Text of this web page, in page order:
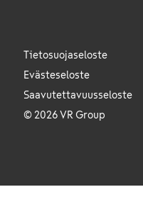
Tietosuojaseloste
Evästeseloste
Saavutettavuusseloste
© 2026 VR Group